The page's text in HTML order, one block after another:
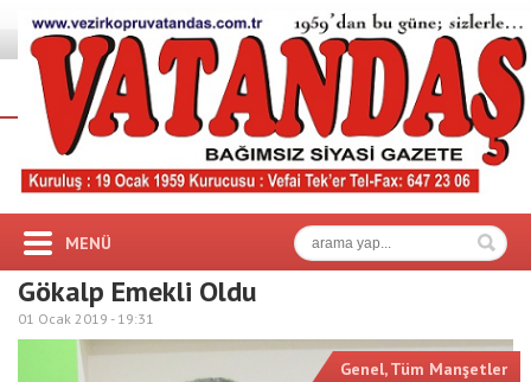
MENÜ
Gökalp Emekli Oldu
01 Ocak 2019 - 19:31
Genel,Tüm Manşetler